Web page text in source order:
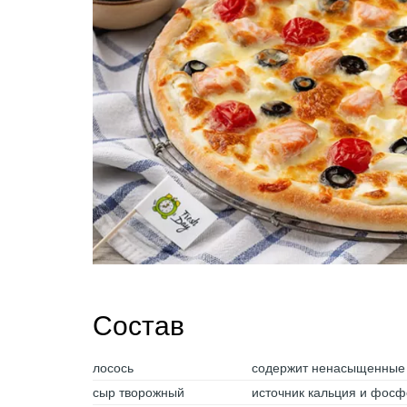
Состав
лосось
содержит
сыр творожный
источник кальция и